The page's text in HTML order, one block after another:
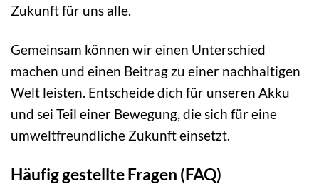
Zukunft für uns alle.
Gemeinsam können wir einen Unterschied
machen und einen Beitrag zu einer nachhaltigen
Welt leisten. Entscheide dich für unseren Akku
und sei Teil einer Bewegung, die sich für eine
umweltfreundliche Zukunft einsetzt.
Häufig gestellte Fragen (FAQ)